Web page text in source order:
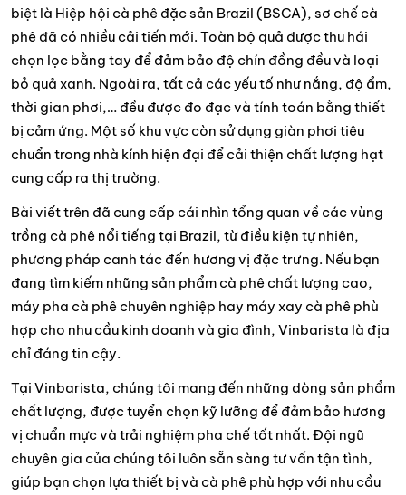
biệt là Hiệp hội cà phê đặc sản Brazil (BSCA), sơ chế cà
phê đã có nhiều cải tiến mới. Toàn bộ quả được thu hái
chọn lọc bằng tay để đảm bảo độ chín đồng đều và loại
bỏ quả xanh. Ngoài ra, tất cả các yếu tố như nắng, độ ẩm,
thời gian phơi,… đều được đo đạc và tính toán bằng thiết
bị cảm ứng. Một số khu vực còn sử dụng giàn phơi tiêu
chuẩn trong nhà kính hiện đại để cải thiện chất lượng hạt
cung cấp ra thị trường.
Bài viết trên đã cung cấp cái nhìn tổng quan về các vùng
trồng cà phê nổi tiếng tại Brazil, từ điều kiện tự nhiên,
phương pháp canh tác đến hương vị đặc trưng. Nếu bạn
đang tìm kiếm những sản phẩm cà phê chất lượng cao,
máy pha cà phê chuyên nghiệp hay máy xay cà phê phù
hợp cho nhu cầu kinh doanh và gia đình, Vinbarista là địa
chỉ đáng tin cậy.
Tại Vinbarista, chúng tôi mang đến những dòng sản phẩm
chất lượng, được tuyển chọn kỹ lưỡng để đảm bảo hương
vị chuẩn mực và trải nghiệm pha chế tốt nhất. Đội ngũ
chuyên gia của chúng tôi luôn sẵn sàng tư vấn tận tình,
giúp bạn chọn lựa thiết bị và cà phê phù hợp với nhu cầu